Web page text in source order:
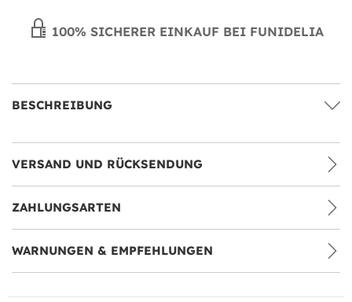
100% SICHERER EINKAUF BEI FUNIDELIA
BESCHREIBUNG
VERSAND UND RÜCKSENDUNG
ZAHLUNGSARTEN
WARNUNGEN & EMPFEHLUNGEN